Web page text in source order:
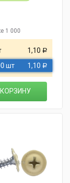
1 000
1,10 Р
шт 1,10 Р
КОРЗИНУ